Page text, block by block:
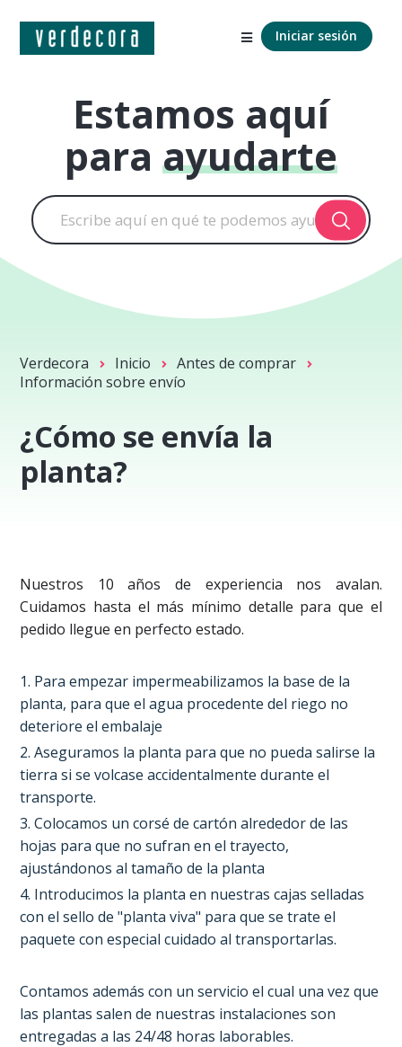
Iniciar sesión
Estamos aquí
para ayudarte
Verdecora Inicio
Antes de comprar
Información sobre envío
¿Cómo se envía la
planta?
Nuestros 10 años de experiencia nos avalan.
Cuidamos hasta el más mínimo detalle para que el
pedido llegue en perfecto estado.
1. Para empezar impermeabilizamos la base de la
planta, para que el agua procedente del riego no
deteriore el embalaje
2. Aseguramos la planta para que no pueda salirse la
tierra si se volcase accidentalmente durante el
transporte.
3. Colocamos un corsé de cartón alrededor de las
hojas para que no sufran en el trayecto,
ajustándonos al tamaño de la planta
4. Introducimos la planta en nuestras cajas selladas
con el sello de "planta viva" para que se trate el
paquete con especial cuidado al transportarlas.
Contamos además con un servicio el cual una vez que
las plantas salen de nuestras instalaciones son
entregadas a las 24/48 horas laborables.